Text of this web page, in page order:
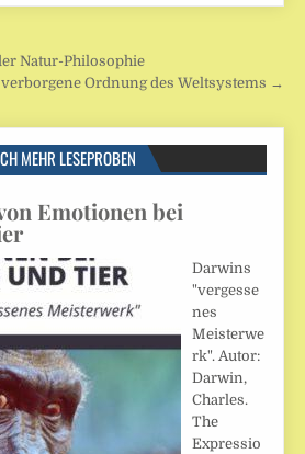
Natur-Philosophie
Ordnung des Weltsystems →
MEHR LESEPROBEN
Emotionen bei
Darwins
"vergesse
nes
Meisterwe
rk". Autor:
Darwin,
Charles.
The
Expressio